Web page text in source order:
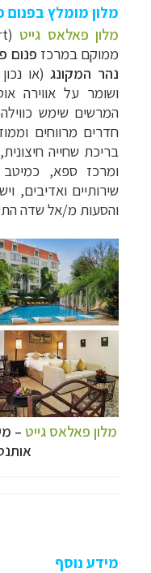
מלון מומלץ בפנום
מלון פאלאס גייט(
ממוקם במרכז פנום
נהר המקונג(או
ושומר על אווירה
המרשים שימש
חדרים מרווחים
בריכת שחייה
ומרכז ספא,
שירותיים ואדיבים,
והסעות מ/אל שדה
מלון פאלאס גייט –
מידע נוסף